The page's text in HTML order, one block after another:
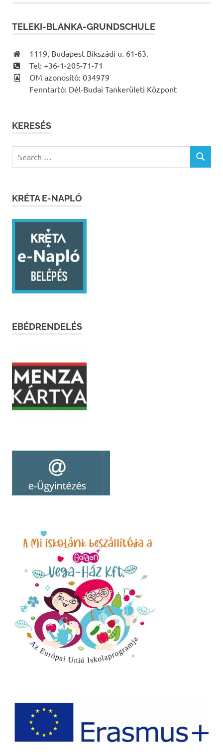
TELEKI-BLANKA-GRUNDSCHULE
1119, Budapest Bikszádi u. 61-63.
Tel: +36-1-205-71-71
OM azonosító: 034979
Fenntartó: Dél-Budai Tankerületi Központ
KERESÉS
for:
SEARCH
KRÉTA E-NAPLÓ
EBÉDRENDELÉS